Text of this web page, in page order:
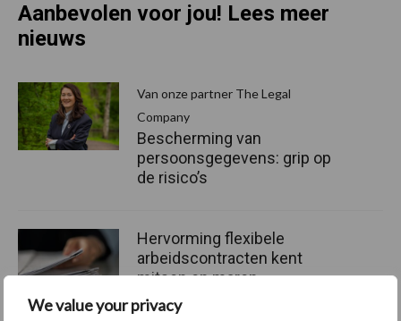
We value your privacy
Aanbevolen voor jou! Lees meer
nieuws
Van onze partner The Legal
Company
Bescherming van
persoonsgegevens: grip op
de risico’s
Hervorming flexibele
arbeidscontracten kent
mitsen en maren